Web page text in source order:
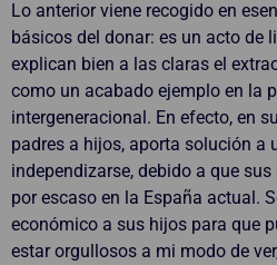
Lo anterior viene recogido en
básicos del donar: es un acto de
explican bien a las claras el
como un acabado ejemplo en la
intergeneracional. En efecto, en
padres a hijos, aporta solución a
independizarse, debido a que
por escaso en la España actual.
económico a sus hijos para que
estar orgullosos a mi modo de